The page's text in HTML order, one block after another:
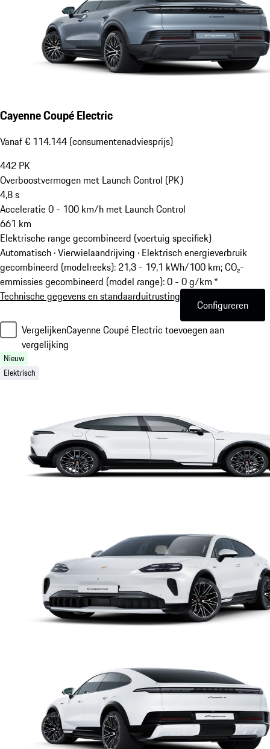
Cayenne Coupé Electric
Vanaf € 114.144 (consumentenadviesprijs)
442 PK
Overboostvermogen met Launch Control (PK)
4,8s
Acceleratie 0 - 100 km/h met Launch Control
661 km
Elektrische range gecombineerd (voertuig specifiek)
Automatisch · Vierwielaandrijving · Elektrisch energieverbruik
gecombineerd (modelreeks): 21,3 - 19,1 kWh/100 km; CO₂-
emmissies gecombineerd (model range): 0 - 0 g/km *
Technische gegevens en standaarduitrusting
Configureren
VergelijkenCayenne Coupé Electric toevoegen aan
vergelijking
Nieuw
Elektrisch